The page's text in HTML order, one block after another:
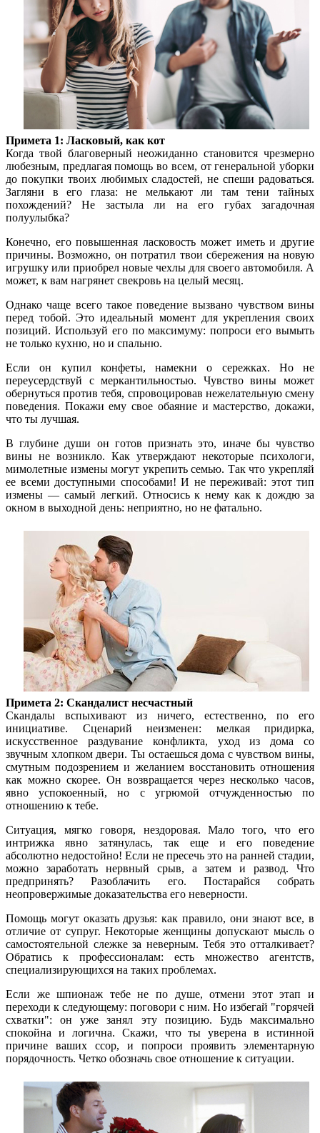
Примета 1: Ласковый, как кот
Когда твой благоверный неожиданно становится чрезмерно
любезным, предлагая помощь во всем, от генеральной уборки
до покупки твоих любимых сладостей, не спеши радоваться.
Загляни в его глаза: не мелькают ли там тени тайных
похождений? Не застыла ли на его губах загадочная
полуулыбка?
Конечно, его повышенная ласковость может иметь и другие
причины. Возможно, он потратил твои сбережения на новую
игрушку или приобрел новые чехлы для своего автомобиля. А
может, к вам нагрянет свекровь на целый месяц.
Однако чаще всего такое поведение вызвано чувством вины
перед тобой. Это идеальный момент для укрепления своих
позиций. Используй его по максимуму: попроси его вымыть
не только кухню, но и спальню.
Если он купил конфеты, намекни о сережках. Но не
переусердствуй с меркантильностью. Чувство вины может
обернуться против тебя, спровоцировав нежелательную смену
поведения. Покажи ему свое обаяние и мастерство, докажи,
что ты лучшая.
В глубине души он готов признать это, иначе бы чувство
вины не возникло. Как утверждают некоторые психологи,
мимолетные измены могут укрепить семью. Так что укрепляй
ее всеми доступными способами! И не переживай: этот тип
измены — самый легкий. Относись к нему как к дождю за
окном в выходной день: неприятно, но не фатально.
Примета 2: Скандалист несчастный
Скандалы вспыхивают из ничего, естественно, по его
инициативе. Сценарий неизменен: мелкая придирка,
искусственное раздувание конфликта, уход из дома со
звучным хлопком двери. Ты остаешься дома с чувством вины,
смутным подозрением и желанием восстановить отношения
как можно скорее. Он возвращается через несколько часов,
явно успокоенный, но с угрюмой отчужденностью по
отношению к тебе.
Ситуация, мягко говоря, нездоровая. Мало того, что его
интрижка явно затянулась, так еще и его поведение
абсолютно недостойно! Если не пресечь это на ранней стадии,
можно заработать нервный срыв, а затем и развод. Что
предпринять? Разоблачить его. Постарайся собрать
неопровержимые доказательства его неверности.
Помощь могут оказать друзья: как правило, они знают все, в
отличие от супруг. Некоторые женщины допускают мысль о
самостоятельной слежке за неверным. Тебя это отталкивает?
Обратись к профессионалам: есть множество агентств,
специализирующихся на таких проблемах.
Если же шпионаж тебе не по душе, отмени этот этап и
переходи к следующему: поговори с ним. Но избегай "горячей
схватки": он уже занял эту позицию. Будь максимально
спокойна и логична. Скажи, что ты уверена в истинной
причине ваших ссор, и попроси проявить элементарную
порядочность. Четко обозначь свое отношение к ситуации.